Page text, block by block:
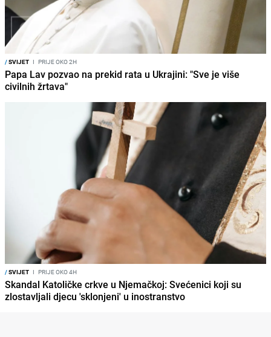
/SVIJET I PRIJE OKO 2H
Papa Lav pozvao na prekid rata u Ukrajini: "Sve je više
civilnih žrtava"
/SVIJET I PRIJE OKO 4H
Skandal Katoličke crkve u Njemačkoj: Svećenici koji su
zlostavljali djecu 'sklonjeni' u inostranstvo